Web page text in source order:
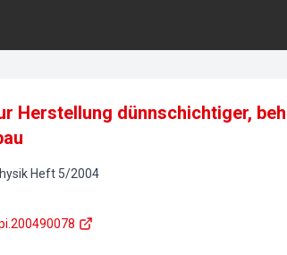
Herstellung dünnschichtiger,
Heft 5/2004